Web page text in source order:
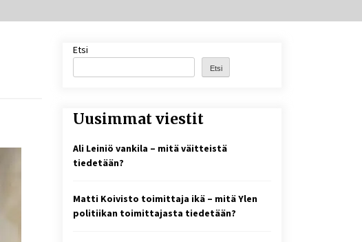
Netflix, YouTube, TikTok, pelit ja
nettikasinot osana samaa ilmiötä
Nina Rung – rikollisuuden tutkija ja
2 viikkoa sitten
– faktat ja huhut
3 viikkoa sitten
Etsi
Etsi
Uusimmat viestit
Ali Leiniö vankila – mitä väitteistä
tiedetään?
Matti Koivisto toimittaja ikä – mitä Ylen
politiikan toimittajasta tiedetään?